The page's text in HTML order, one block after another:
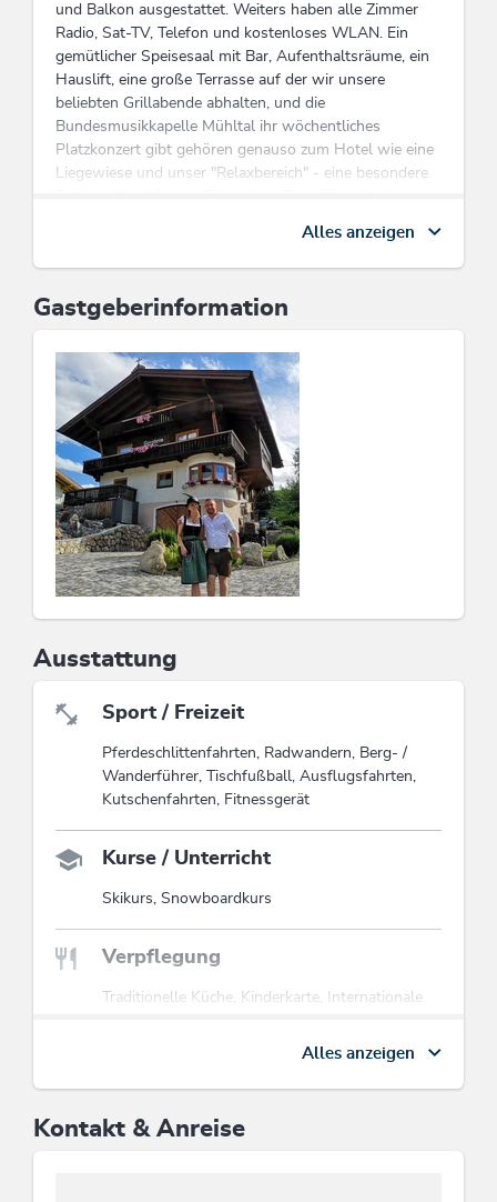
und Balkon ausgestattet. Weiters haben alle Zimmer
Radio, Sat-TV, Telefon und kostenloses WLAN. Ein
gemütlicher Speisesaal mit Bar, Aufenthaltsräume, ein
Hauslift, eine große Terrasse auf der wir unsere
beliebten Grillabende abhalten, und die
Bundesmusikkapelle Mühltal ihr wöchentliches
Platzkonzert gibt gehören genauso zum Hotel wie eine
Liegewiese und unser "Relaxbereich" - eine besondere
Ruheraum, etc... hier kann man auch einmal einem
Schlechtwettertag viel Schönes abgewinnen. Im Winter
Alpbachtal/Wildschönau nutzen und auch der für Sie
Unser großer Spielplatz lässt Kinderherzen höher
schlagen!
Diese Unterkunft ist Mitglied von
Wildschönau Card
Die Wildschönau Card inkludiert
Wanderbus, Freischwimmbad, geführte
Wanderungen etc.
Wildschönau Card
Alles anzeigen
Gastgeberinformation
Ausstattung
Sport / Freizeit
Pferdeschlittenfahrten, Radwandern, Berg- /
Wanderführer, Tischfußball, Ausflugsfahrten,
Kutschenfahrten, Fitnessgerät
Kurse / Unterricht
Skikurs, Snowboardkurs
Verpflegung
Traditionelle Küche, Kinderkarte, Internationale
Frühstücksbuffet, Halbpension möglich,
Grillgerichte, Restaurant à la carte
Alles anzeigen
Kontakt & Anreise